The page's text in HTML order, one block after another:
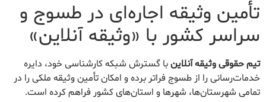
تأمین وثیقه اجاره‌ای در طسوج و
سراسر کشور با «وثیقه آنلاین»
تیم حقوقی وثیقه آنلاینبا گسترش شبکه کارشناسی خود، دایره
خدمات‌رسانی را از طسوج فراتر برده و امکان تأمین وثیقه ملکی را در
تمامی شهرستان‌ها، شهرها و استان‌های کشور فراهم کرده است.